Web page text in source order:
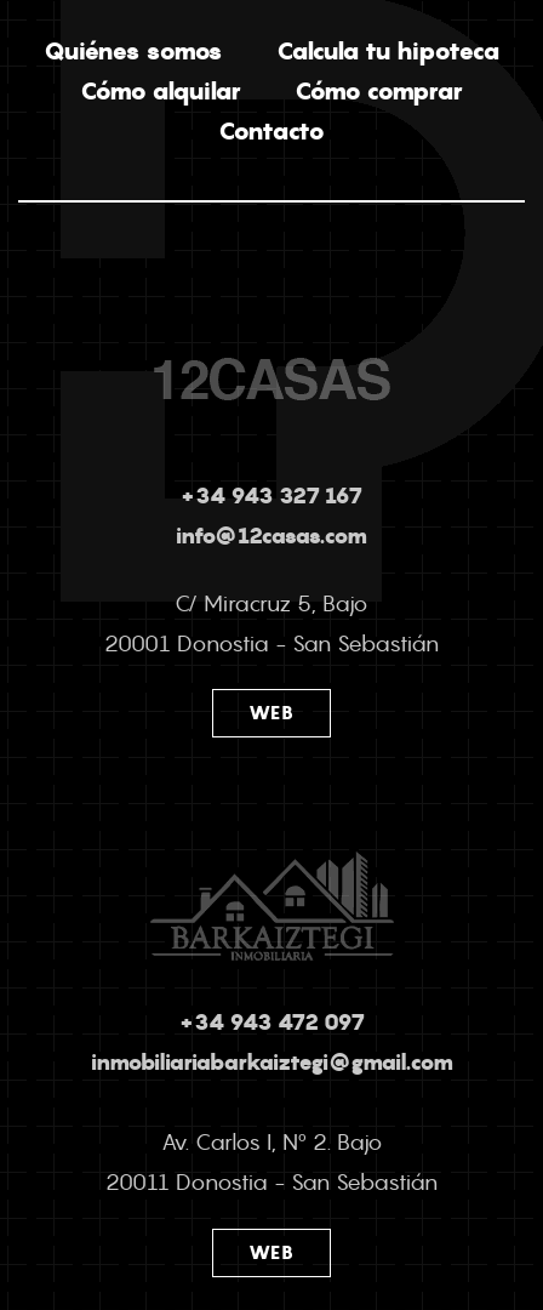
Quiénes somos
Calcula tu hipoteca
Cómo alquilar
Cómo comprar
Contacto
+34 943 327 167
info@12casas.com
C/ Miracruz 5, Bajo
20001 Donostia - San Sebastián
WEB
+34 943 472 097
inmobiliariabarkaiztegi@gmail.com
Av. Carlos I, Nº 2. Bajo
20011 Donostia - San Sebastián
WEB